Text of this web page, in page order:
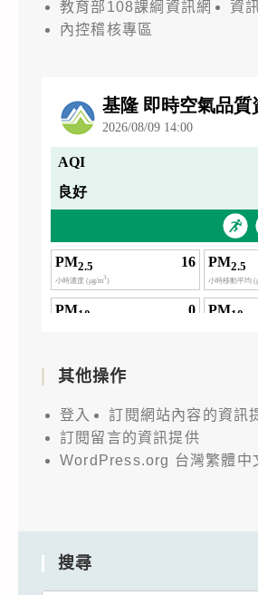
教育部108課綱資訊網
資
內控稽核專區
其他操作
登入
訂閱網站內容的資訊
訂閱留言的資訊提供
WordPress.org 台灣繁體中
搜尋